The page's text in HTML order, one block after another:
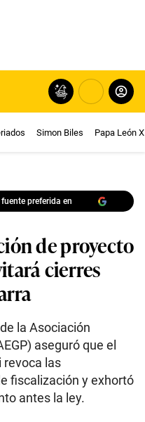
Simon Biles Papa León
preferida en
de proyecto
cierres
la Asociación
aseguró que el
revoca las
fiscalización y exhortó
antes la ley.